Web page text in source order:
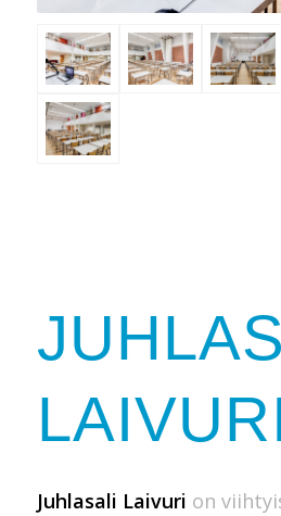
Juhlasali Laivuri on